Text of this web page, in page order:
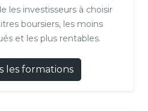
les investisseurs à choisir
boursiers, les moins
et les plus rentables.
les formations